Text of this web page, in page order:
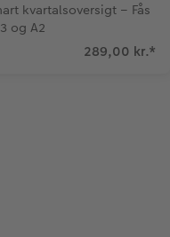
kvartalsoversigt – Fås
og A2
289,00 kr.*